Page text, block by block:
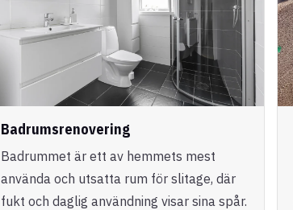
Badrumsrenovering
Badrummet är ett av hemmets mest
använda och utsatta rum för slitage, där
fukt och daglig användning visar sina spår.